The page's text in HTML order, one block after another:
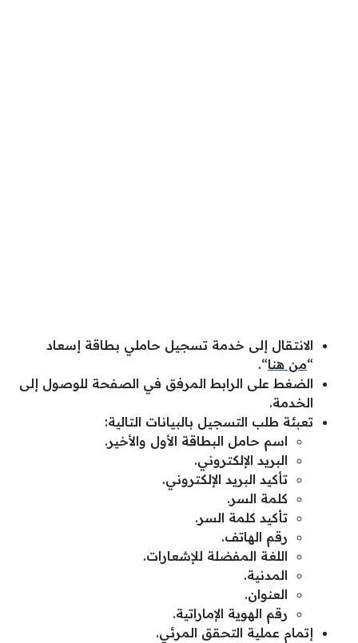
الانتقال إلى خدمة تسجيل حاملي بطاقة إسعاد
“من هنا“.
الضغط على الرابط المرفق في الصفحة للوصول إلى
الخدمة.
تعبئة طلب التسجيل بالبيانات التالية:
اسم حامل البطاقة الأول والأخير.
البريد الإلكتروني.
تأكيد البريد الإلكتروني.
كلمة السر.
تأكيد كلمة السر.
رقم الهاتف.
اللغة المفضلة للإشعارات.
المدنية.
العنوان.
رقم الهوية الإماراتية.
إتمام عملية التحقق المرئي.